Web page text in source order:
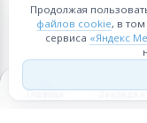
Главная Закладки
Продолжая
файлов cookie, в
сервиса «Яндекс